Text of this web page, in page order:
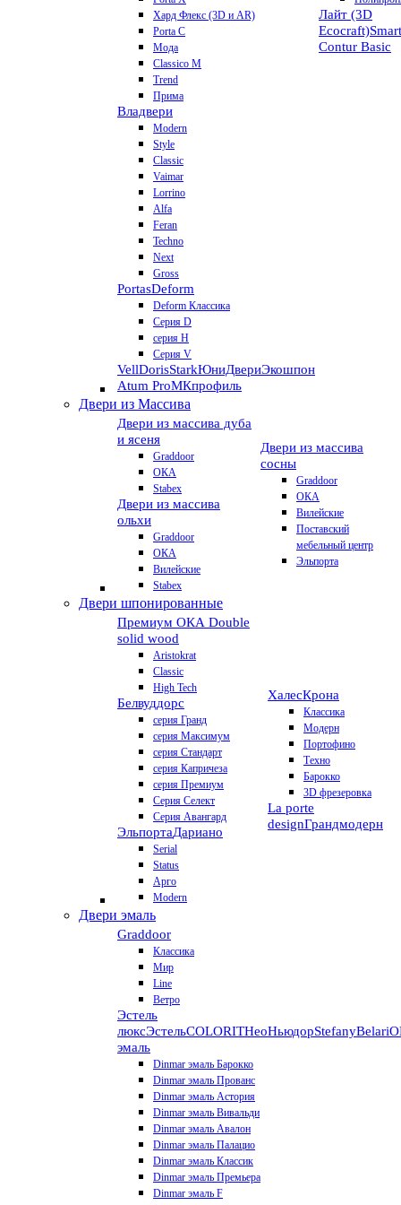
Хард Флекс (3D и AR)
Porta C
Мода
Classico M
Trend
Прима
Владвери
Modern
Style
Classic
Vaimar
Lorrino
Alfa
Feran
Techno
Next
Gross
PortasDeform
Deform Классика
Серия D
серия H
Серия V
VellDorisStarkЮниДвериЭкошпон
Atum ProМКпрофиль
Лайт (3D
Ecocraft)Smart
Contur Basic
Двери из Массива
Двери из массива дуба
и ясеня
Graddoor
ОКА
Stabex
Двери из массива
ольхи
Graddoor
ОКА
Вилейские
Stabex
Двери из массива
сосны
Graddoor
ОКА
Вилейские
Поставский
мебельный центр
Эльпорта
Двери шпонированные
Премиум ОКА Double
solid wood
Aristokrat
Classic
High Tech
Белвуддорс
серия Гранд
серия Максимум
серия Стандарт
серия Капричеза
серия Премиум
Серия Селект
Серия Авангард
ЭльпортаДариано
Serial
Status
Арго
Modern
ХалесКрона
Классика
Модерн
Портофино
Техно
Барокко
3D фрезеровка
La porte
designГрандмодерн
Двери эмаль
Graddoor
Классика
Мир
Line
Ветро
Эстель
люксЭстельCOLORITНеоНьюдорStefanyBelari
эмаль
Dinmar эмаль Барокко
Dinmar эмаль Прованс
Dinmar эмаль Астория
Dinmar эмаль Вивальди
Dinmar эмаль Авалон
Dinmar эмаль Палацио
Dinmar эмаль Классик
Dinmar эмаль Премьера
Dinmar эмаль F